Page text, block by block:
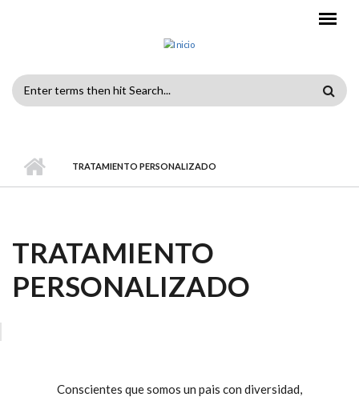
FORMULARIO
BÚSQUEDATRATAMIENTO PERSONALIZADO
TRATAMIENTO
PERSONALIZADO
Conscientes que somos un pais con diversidad,